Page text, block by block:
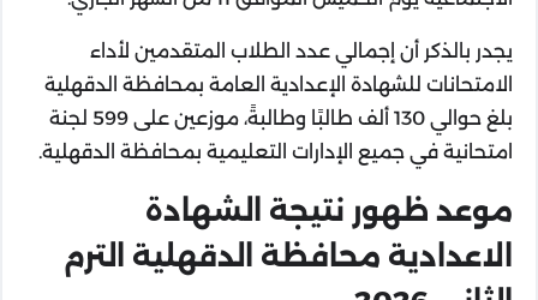
يجدر بالذكر أن إجمالي عدد الطلاب المتقدمين لأداء
الامتحانات للشهادة الإعدادية العامة بمحافظة الدقهلية
بلغ حوالي 130 ألف طالبًا وطالبةً، موزعين على 599 لجنة
امتحانية في جميع الإدارات التعليمية بمحافظة الدقهلية.
موعد ظهور نتيجة الشهادة
الاعدادية محافظة الدقهلية الترم